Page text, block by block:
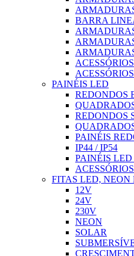
BARRA
PAINÉIS LED
REDONDOS
REDONDOS
PAINÉIS
IP44 / IP54
PAINÉIS
FITAS LED, NEON
12V
24V
230V
NEON
SOLAR